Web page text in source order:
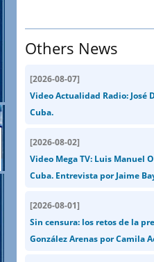
Others News
[2026-08-07]
Video Actualidad Radio: José
Cuba.
[2026-08-02]
Video Mega TV: Luis Manuel
Cuba. Entrevista por Jaime
[2026-08-01]
Sin censura: los retos de la
González Arenas por Camila